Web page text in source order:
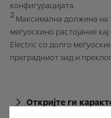
конфигурацијата.
2 Максимална должина на
меѓуоскино растојание
Electric со долго
преградниот ѕид и
Откријте ги